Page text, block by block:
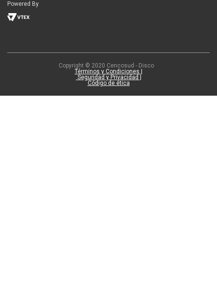
Powered By
Copyright © 2020 Cencosud - Disco
Términos y Condiciones |
Seguridad y Privacidad |
Código de ética